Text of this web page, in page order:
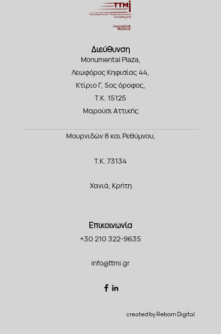
Διεύθυνση
Monumental Plaza,
Λεωφόρος Κηφισίας 44,
Κτίριο Γ, 5ος όροφος,
Τ.Κ. 15125
Μαρούσι Αττικής
Μουρνιδών 8 και Ρεθύμνου,
Τ.Κ. 73134
Χανιά, Κρήτη
Επικοινωνία
+30 210 322-9635
info@ttmi.gr
created by Reborn Digital